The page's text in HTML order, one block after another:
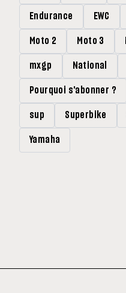
Endurance EWC
Moto 2 Moto 3
mxgp National
Pourquoi s'abonner ?
sup Superbike
Yamaha